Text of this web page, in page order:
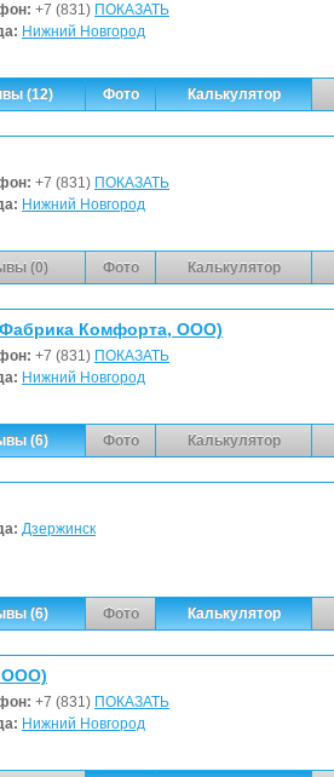
+7 (831) ПОКАЗАТЬ
Нижний Новгород
(12) Фото Калькулятор
+7 (831) ПОКАЗАТЬ
Нижний Новгород
(0) Фото Калькулятор
Комфорта, ООО)
+7 (831) ПОКАЗАТЬ
Нижний Новгород
(6) Фото Калькулятор
Дзержинск
(6) Фото Калькулятор
ООО)
+7 (831) ПОКАЗАТЬ
Нижний Новгород